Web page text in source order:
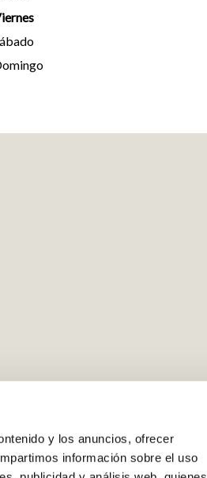
y los anuncios, ofrecer
información sobre el uso